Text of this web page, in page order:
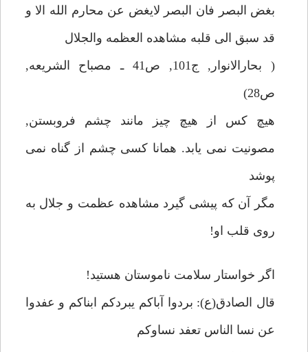
بغض البصر فان البصر لايغض عن محارم الله الا و
قد سبق الى قلبه مشاهده العظمه والجلال
( بحارالانوار, ج101, ص41 ـ مصباح الشريعه,
ص28)
هيچ كس از هيچ چيز مانند چشم فروبستن,
مصونيت نمى يابد. همانا كسى چشم از گناه نمى
پوشد
مگر آن كه پيشى گيرد مشاهده عظمت و جلال به
روى قلب او!
اگر خواستار سلامت ناموستان هستيد!
قال الصادق(ع): بردوا آباكم يبردكم ابناكم و عفدوا
عن نسا الناس تعفد نساوكم